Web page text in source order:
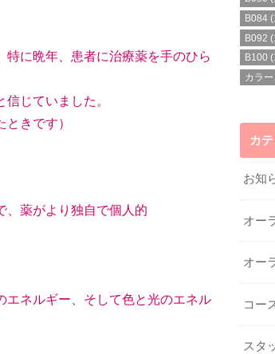
に晩年、患者に治療薬を手のひら
じていました。
きです）
、薬がより独自で個人的
エネルギー、そして色と光のエネル
。
B084
B092
B100
カラ
カ
お知
オー
オー
コー
スタ